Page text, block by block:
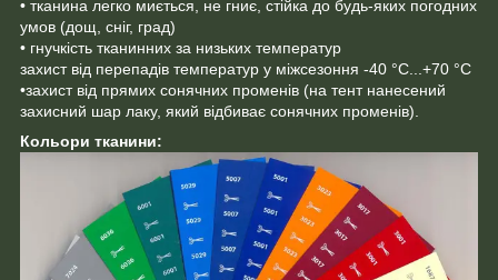
• тканина легко миється, не гниє, стійка до будь-яких погодних
умов (дощ, сніг, град)
• гнучкість тканинних за низьких температур
захист від перепадів температур у міжсезоння -40 °C...+70 °C
•захист від прямих сонячних променів (на тент нанесений
захисний шар лаку, який відбиває сонячних променів).
Кольори тканини: